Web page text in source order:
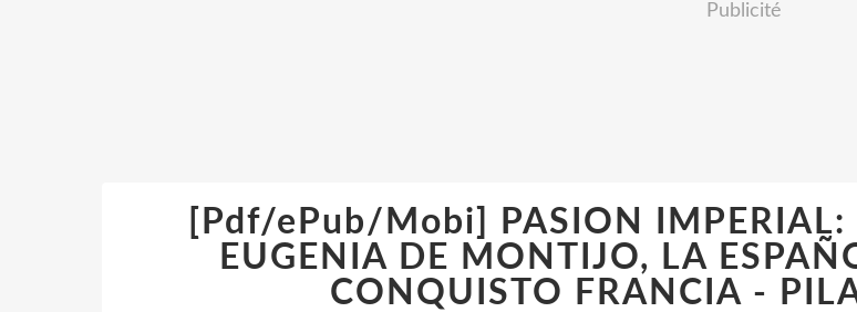
Publicité
[Pdf/ePub/Mobi] PASION IMPERIAL:
EUGENIA DE MONTIJO, LA
CONQUISTO FRANCIA -